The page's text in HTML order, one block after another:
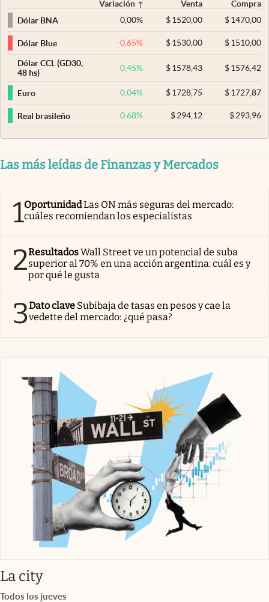
Variación Venta
Compra
Dólar BNA
0,00% $ 1520,00 $1470,00
Dólar Blue -0,65% $ 1530,00 $1510,00
Dólar CCL (GD30,
48 hs)
0,45% $ 1578,43 $1576,42
Euro 0,04% $ 1728,75 $1727,87
Real brasileño 0,68% $294,12 $293,96
Las más leídas de Finanzas y Mercados
1OportunidadLas ON más seguras del mercado:
cuáles recomiendan los especialistas
2ResultadosWall Street ve un potencial de suba
superior al 70% en una acción argentina: cuál es y
por qué le gusta
3Dato clave Subibaja de tasas en pesos y cae la
vedette del mercado: ¿qué pasa?
La cityabre en nueva pestaña
Todos los jueves